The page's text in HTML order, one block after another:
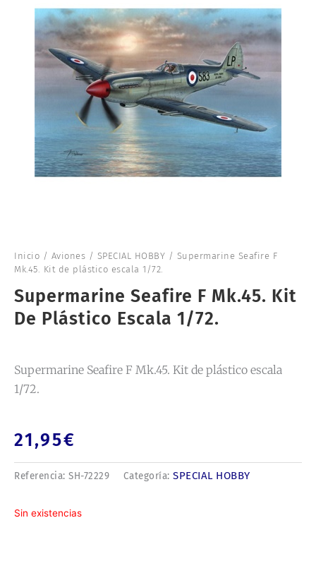
Inicio / Aviones / SPECIAL HOBBY / Supermarine Seafire F
Mk.45. Kit de plástico escala 1/72.
Supermarine Seafire F Mk.45. Kit
De Plástico Escala 1/72.
Supermarine Seafire F Mk.45. Kit de plástico escala
1/72.
21,95€
Referencia: SH-72229 Categoría: SPECIAL HOBBY
Sin existencias